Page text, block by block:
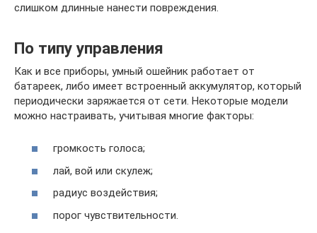
слишком длинные нанести повреждения.
По типу управления
Как и все приборы, умный ошейник работает от
батареек, либо имеет встроенный аккумулятор, который
периодически заряжается от сети. Некоторые модели
можно настраивать, учитывая многие факторы:
громкость голоса;
лай, вой или скулеж;
радиус воздействия;
порог чувствительности.